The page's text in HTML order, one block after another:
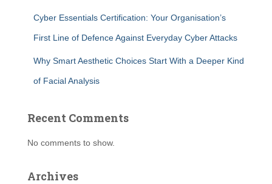
Cyber Essentials Certification: Your Organisation’s
First Line of Defence Against Everyday Cyber Attacks
Why Smart Aesthetic Choices Start With a Deeper Kind
of Facial Analysis
Recent Comments
No comments to show.
Archives